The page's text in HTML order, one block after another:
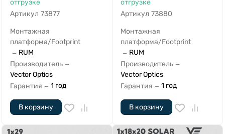
отгрузке
Артикул 73877
Монтажная
платформа/Footprint
— RUM
Производитель —
Vector Optics
Гарантия — 1 год
В корзину
отгрузке
Артикул 73880
Монтажная
платформа/Footprint
— RUM
Производитель —
Vector Optics
Гарантия — 1 год
В корзину